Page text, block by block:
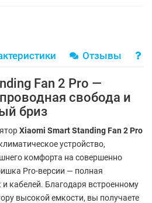
Отзывы
Fan 2 Pro —
свобода и
бриз
Xiaomi Smart Standing Fan 2 Pro
устройство,
комфорта на совершенно
Pro-версии — полная
и кабелей. Благодаря встроенному
высокой емкости, вы получаете